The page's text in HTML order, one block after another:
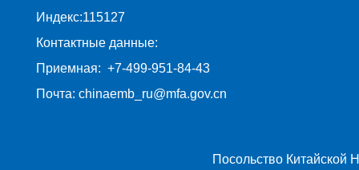
Индекс:115127
Контактные данные:
Приемная: +7-499-951-84-43
Почта: chinaemb_ru@mfa.gov.cn
Посольство Китайской